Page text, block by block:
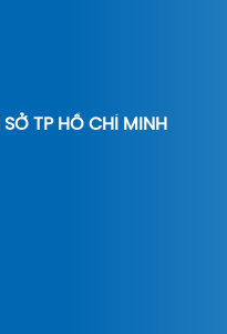
TP HỒ CHÍ MINH